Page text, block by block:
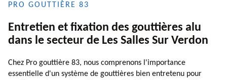
PRO GOUTTIÈRE 83
Entretien et fixation des gouttières alu
dans le secteur de Les Salles Sur Verdon
Chez Pro gouttière 83, nous comprenons l'importance
essentielle d'un système de gouttières bien entretenu pour